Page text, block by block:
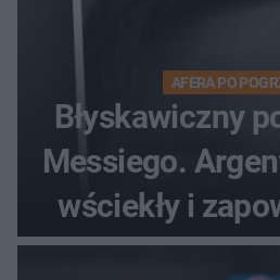
AFERA PO
Błyskawiczny
Messiego.
wściekły i